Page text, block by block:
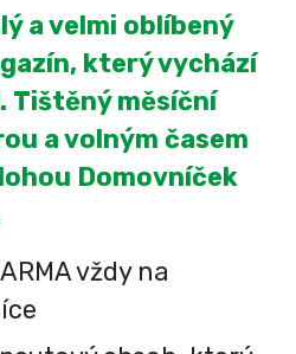
a velmi oblíbený
který vychází
Tištěný měsíční
a volným časem
Domovníček
vždy na